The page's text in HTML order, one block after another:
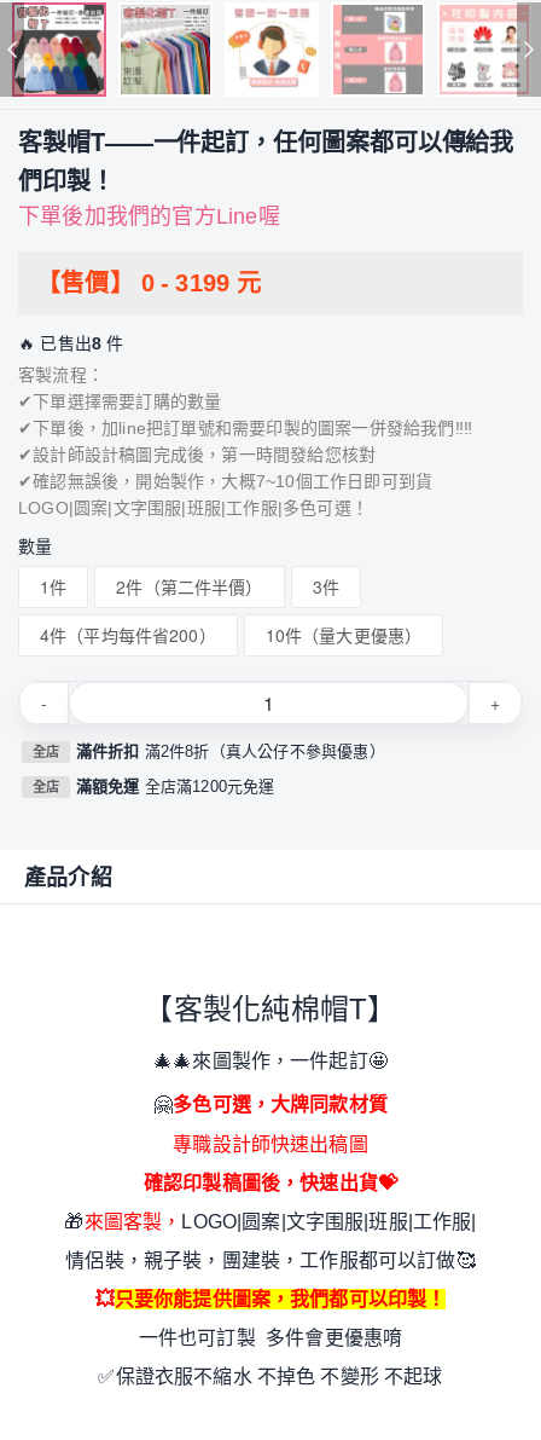
客製帽T——一件起訂，任何圖案都可以傳給我
們印製！
下單後加我們的官方Line喔
【售價】 0 - 3199 元
🔥 已售出8 件
客製流程：
✔下單選擇需要訂購的數量
✔下單後，加line把訂單號和需要印製的圖案一併發給我們‼‼
✔設計師設計稿圖完成後，第一時間發給您核對
✔確認無誤後，開始製作，大概7~10個工作日即可到貨
LOGO|圆案|文字围服|班服|工作服|多色可選！
數量
1件 2件（第二件半價）
3件
4件（平均每件省200）
10件（量大更優惠）
- +
全店 滿件折扣 滿2件8折（真人公仔不參與優惠）
全店 滿額免運 全店滿1200元免運
產品介紹
【客製化純棉帽T】
🎄🎄來圖製作，一件起訂🤩
🤗多色可選，大牌同款材質
專職設計師快速出稿圖
確認印製稿圖後，快速出貨💝
🎁來圖客製， LOGO|圆案|文字围服|班服|工作服|
情侶裝，親子裝，團建裝，工作服都可以訂做🥰
💥只要你能提供圖案，我們都可以印製！
一件也可訂製 多件會更優惠唷
✅保證衣服不縮水 不掉色 不變形 不起球